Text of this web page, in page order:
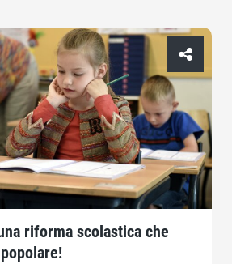
riforma scolastica che